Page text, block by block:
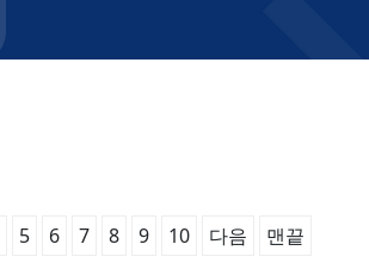
5 6 7 8 9 10 다음 맨끝